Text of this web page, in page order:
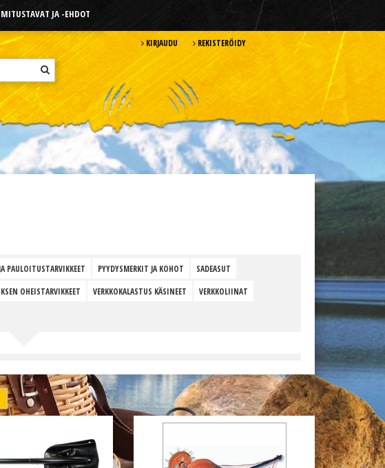
JA -EHDOT
KIRJAUDU REKISTERÖIDY
PAULOITUSTARVIKKEET PYYDYSMERKIT JA KOHOT SADEASUT
OHEISTARVIKKEET VERKKOKALASTUS KÄSINEET VERKKOLIINAT